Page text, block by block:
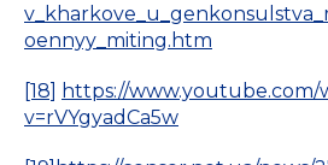
oennyy_miting.htm
[18] https://www.youtube.com/
v=rVYgyadCa5w